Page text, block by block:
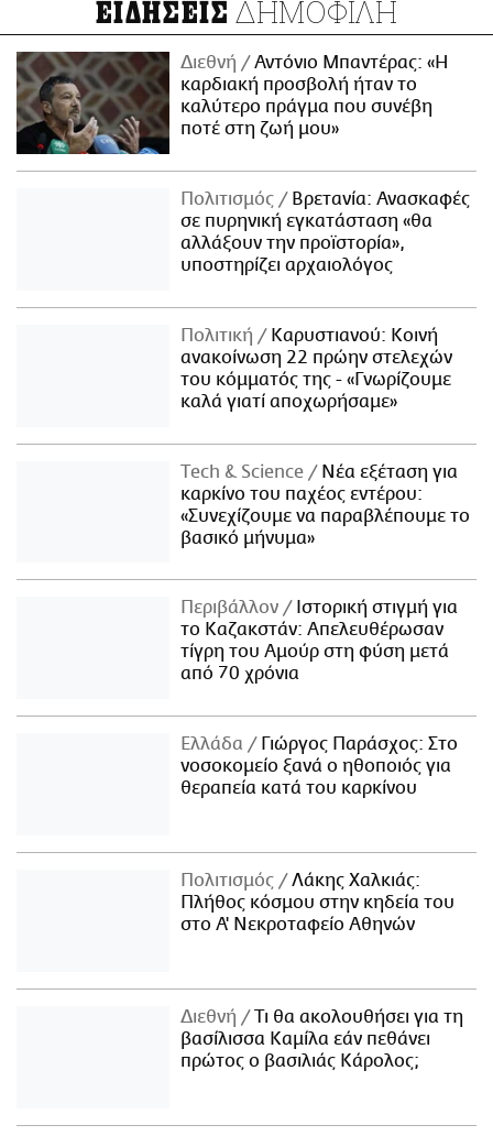
ΕΙΔΗΣΕΙΣ ΔΗΜΟΦΙΛΗ
Διεθνή
Αντόνιο Μπαντέρας: «Η
καρδιακή προσβολή ήταν το
καλύτερο πράγμα που συνέβη
ποτέ στη ζωή μου»
Πολιτισμός
Βρετανία: Ανασκαφές
σε πυρηνική εγκατάσταση «θα
αλλάξουν την προϊστορία»,
υποστηρίζει αρχαιολόγος
Πολιτική
Καρυστιανού: Κοινή
ανακοίνωση 22 πρώην στελεχών
του κόμματός της - «Γνωρίζουμε
καλά γιατί αποχωρήσαμε»
Τech & Science
Νέα εξέταση για
καρκίνο του παχέος εντέρου:
«Συνεχίζουμε να παραβλέπουμε το
βασικό μήνυμα»
Περιβάλλον
Ιστορική στιγμή για
το Καζακστάν: Απελευθέρωσαν
τίγρη του Αμούρ στη φύση μετά
από 70 χρόνια
Ελλάδα
Γιώργος Παράσχος: Στο
νοσοκομείο ξανά ο ηθοποιός για
θεραπεία κατά του καρκίνου
Πολιτισμός
Λάκης Χαλκιάς:
Πλήθος κόσμου στην κηδεία του
στο Α' Νεκροταφείο Αθηνών
Διεθνή
Τι θα ακολουθήσει για τη
βασίλισσα Καμίλα εάν πεθάνει
πρώτος ο βασιλιάς Κάρολος;